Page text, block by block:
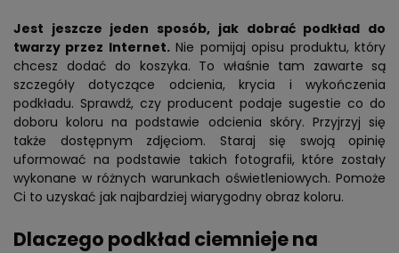
Jest jeszcze jeden sposób, jak dobrać podkład do
twarzy przez Internet.Nie pomijaj opisu produktu, który
chcesz dodać do koszyka. To właśnie tam zawarte są
szczegóły dotyczące odcienia, krycia i wykończenia
podkładu. Sprawdź, czy producent podaje sugestie co do
doboru koloru na podstawie odcienia skóry. Przyjrzyj się
także dostępnym zdjęciom. Staraj się swoją opinię
uformować na podstawie takich fotografii, które zostały
wykonane w różnych warunkach oświetleniowych. Pomoże
Ci to uzyskać jak najbardziej wiarygodny obraz koloru.
Dlaczego podkład ciemnieje na